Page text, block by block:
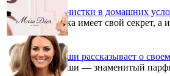
Хитрости химчистки в домашних
Каждая хозяечка имеет свой секрет,
Франсуа Демаши рассказывает о
Франсуа Демаши — знаменитый